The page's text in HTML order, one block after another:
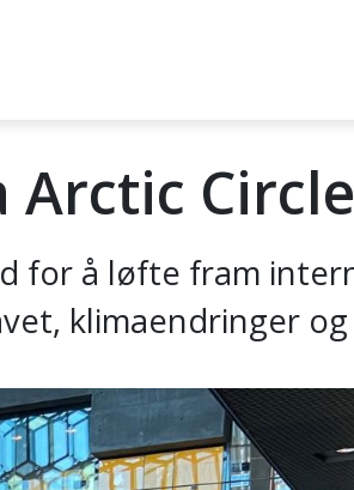
for å løfte fram
klimaendringer